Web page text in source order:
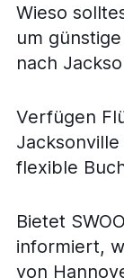
Flüge von
Flüge von
Wieso
um
nach
Verfügen
Jacksonville
flexible
Bietet
informiert,
von